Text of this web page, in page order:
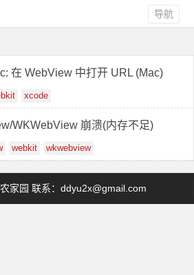
导航
在 WebView 中打开 URL (Mac)
xcode
WKWebView 崩溃(内存不足)
webkit wkwebview
家园 联系： ddyu2x@gmail.com